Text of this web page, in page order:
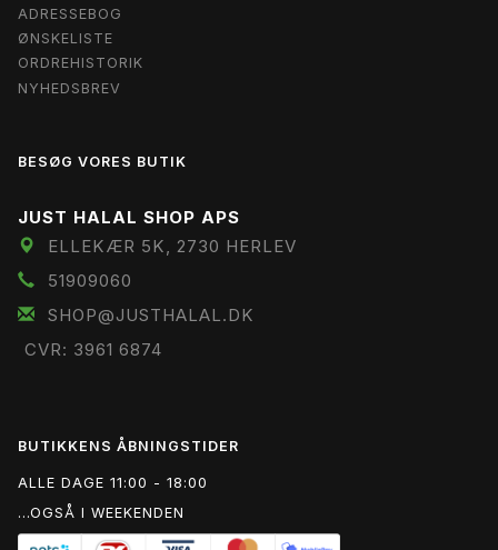
ADRESSEBOG
ØNSKELISTE
ORDREHISTORIK
NYHEDSBREV
BESØG VORES BUTIK
JUST HALAL SHOP APS
ELLEKÆR 5K, 2730 HERLEV
51909060
SHOP@JUSTHALAL.DK
CVR: 3961 6874
BUTIKKENS ÅBNINGSTIDER
ALLE DAGE 11:00 - 18:00
...OGSÅ I WEEKENDEN